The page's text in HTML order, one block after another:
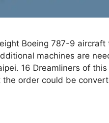
Boeing 787-9
machines are
16 Dreamliners of
the order could be